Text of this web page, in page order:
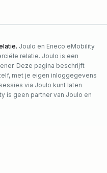
Joulo en Eneco eMobility
relatie. Joulo is een
Deze pagina beschrijft
met je eigen inloggegevens
via Joulo kunt laten
is geen partner van Joulo en